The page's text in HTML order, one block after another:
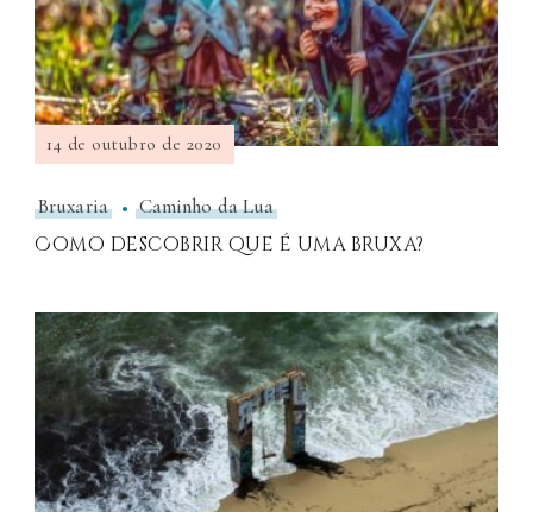
Bruxaria Caminho da Lua
Como descobrir que é uma bruxa?
14 de outubro de 2020